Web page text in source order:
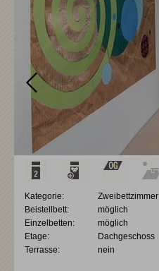
Kategorie:
Zweibettzimmer
Beistellbett:
möglich
Einzelbetten:
möglich
Etage:
Dachgeschoss
Terrasse:
nein